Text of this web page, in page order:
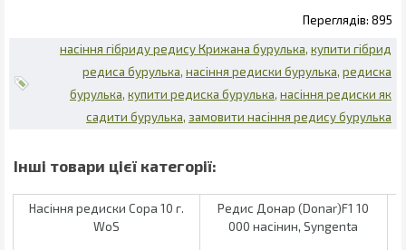
895
насіння гібриду редису Крижана бурулька купити гібрид
редиса бурулька насіння редиски бурулька редиска
бурулька купити редиска бурулька насіння редиски як
садити бурулька замовити насіння редису бурулька
Насіння редиски Сора 10 г.
WoS
Редис Донар (Donar)F1 10
000 насінин, Syngenta